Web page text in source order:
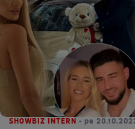
SHOWBIZ INTERN • pe